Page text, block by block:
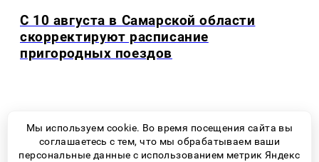
С 10 августа в Самарской области
скорректируют расписание
пригородных поездов
ремонт квартир эконом класса ценыв Москве
Услугапринтер ремонтдоступна в Нижнем Новгороде
Мы используем cookie. Во время посещения сайта вы
соглашаетесь с тем, что мы обрабатываем ваши
персональные данные с использованием метрик Яндекс